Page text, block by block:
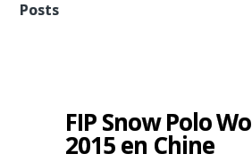
Posts
FIP Snow Polo
2015 en Chine